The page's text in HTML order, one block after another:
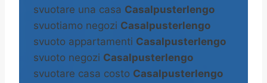
svuotare una casa Casalpusterlengo
svuotiamo negozi Casalpusterlengo
svuoto appartamenti Casalpusterlengo
svuoto negozi Casalpusterlengo
svuotare casa costo Casalpusterlengo